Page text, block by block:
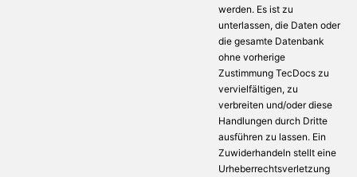
werden. Es ist zu
unterlassen, die Daten oder
die gesamte Datenbank
ohne vorherige
Zustimmung TecDocs zu
vervielfältigen, zu
verbreiten und/oder diese
Handlungen durch Dritte
ausführen zu lassen. Ein
Zuwiderhandeln stellt eine
Urheberrechtsverletzung